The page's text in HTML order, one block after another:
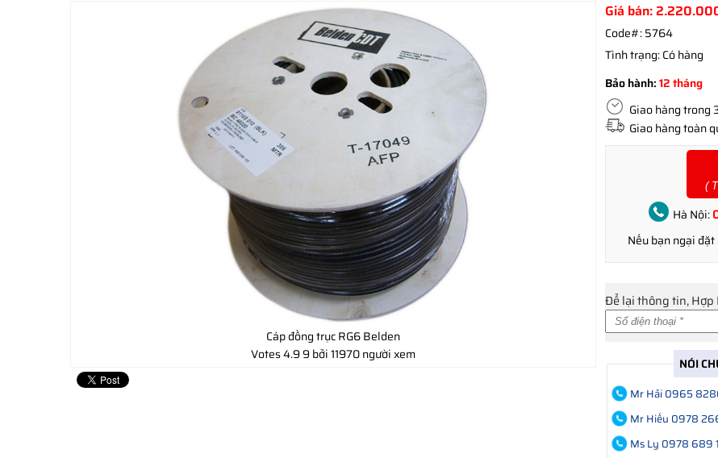
Cáp đồng trục RG6 Belden
Votes4.99bởi 11970 người xem
Giá bán:
Code#:5764
Tình trạng:Có hàng
Bảo hành:12 tháng
Giao hàng trong
Giao hàng toàn
(
Hà Nội:
Nếu bạn ngại
Để lại thông tin, Hợp
NÓI
Mr Hải 0965
Mr Hiếu 0978
Ms Ly 0978 689